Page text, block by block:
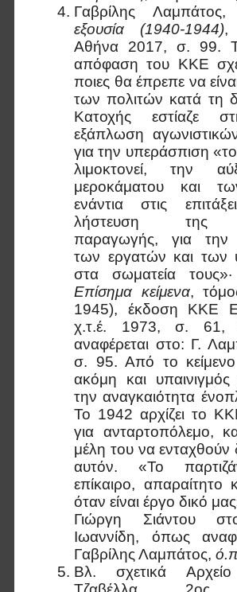
Γαβρίλης Λαμπάτος,
εξουσία (1940-1944),
Αθήνα 2017, σ. 99.
απόφαση του ΚΚΕ
ποιες θα έπρεπε να
των πολιτών κατά τη
Κατοχής εστίαζε
εξάπλωση
για την υπεράσπιση
λιμοκτονεί, την
μεροκάματου και
ενάντια στις
λήστευση της
παραγωγής, για την
των εργατών και των
στα σωματεία
Επίσημα κείμενα,
1945), έκδοση ΚΚΕ
χ.τ.έ. 1973, σ. 61,
αναφέρεται στο: Γ.
σ. 95. Από το κείμενο
ακόμη και υπαινιγμός
την αναγκαιότητα
Το 1942 αρχίζει το
για ανταρτοπόλεμο,
μέλη του να ενταχθούν
αυτόν. «Το
επίκαιρο, απαραίτητο
όταν είναι έργο δικό
Γιώργη Σιάντου
Ιωαννίδη, όπως
Γαβρίλης Λαμπάτος,
Βλ. σχετικά